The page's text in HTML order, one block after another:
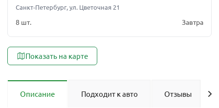
Санкт-Петербург, ул. Цветочная 21
8 шт. Завтра
Показать на карте
Описание Подходит к авто Отзывы